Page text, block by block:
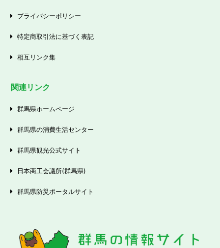
プライバシーポリシー
特定商取引法に基づく表記
相互リンク集
関連リンク
群馬県ホームページ
群馬県の消費生活センター
群馬県観光公式サイト
日本商工会議所(群馬県)
群馬県防災ポータルサイト